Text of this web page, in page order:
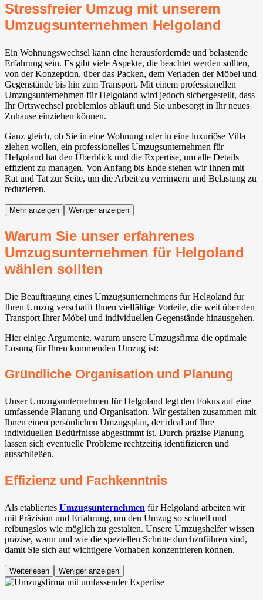
Stressfreier Umzug mit unserem
Umzugsunternehmen Helgoland
Ein Wohnungswechsel kann eine herausfordernde und belastende
Erfahrung sein. Es gibt viele Aspekte, die beachtet werden sollten,
von der Konzeption, über das Packen, dem Verladen der Möbel und
Gegenstände bis hin zum Transport. Mit einem professionellen
Umzugsunternehmen für Helgoland wird jedoch sichergestellt, dass
Ihr Ortswechsel problemlos abläuft und Sie unbesorgt in Ihr neues
Zuhause einziehen können.
Ganz gleich, ob Sie in eine Wohnung oder in eine luxuriöse Villa
ziehen wollen, ein professionelles Umzugsunternehmen für
Helgoland hat den Überblick und die Expertise, um alle Details
effizient zu managen. Von Anfang bis Ende stehen wir Ihnen mit
Rat und Tat zur Seite, um die Arbeit zu verringern und Belastung zu
reduzieren.
Mehr anzeigen Weniger anzeigen
Warum Sie unser erfahrenes
Umzugsunternehmen für Helgoland
wählen sollten
Die Beauftragung eines Umzugsunternehmens für Helgoland für
Ihren Umzug verschafft Ihnen vielfältige Vorteile, die weit über den
Transport Ihrer Möbel und individuellen Gegenstände hinausgehen.
Hier einige Argumente, warum unsere Umzugsfirma die optimale
Lösung für Ihren kommenden Umzug ist:
Gründliche Organisation und Planung
Unser Umzugsunternehmen für Helgoland legt den Fokus auf eine
umfassende Planung und Organisation. Wir gestalten zusammen mit
Ihnen einen persönlichen Umzugsplan, der ideal auf Ihre
individuellen Bedürfnisse abgestimmt ist. Durch präzise Planung
lassen sich eventuelle Probleme rechtzeitig identifizieren und
ausschließen.
Effizienz und Fachkenntnis
Als etabliertes Umzugsunternehmen für Helgoland arbeiten wir
mit Präzision und Erfahrung, um den Umzug so schnell und
reibungslos wie möglich zu gestalten. Unsere Umzugshelfer wissen
präzise, wann und wie die speziellen Schritte durchzuführen sind,
damit Sie sich auf wichtigere Vorhaben konzentrieren können.
Weiterlesen Weniger anzeigen